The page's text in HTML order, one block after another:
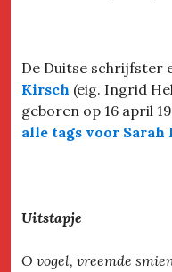
De Duitse schrijfster
Kirsch (eig. Ingrid
geboren op 16 april
alle tags voor Sarah
Uitstapje
O vogel, vreemde